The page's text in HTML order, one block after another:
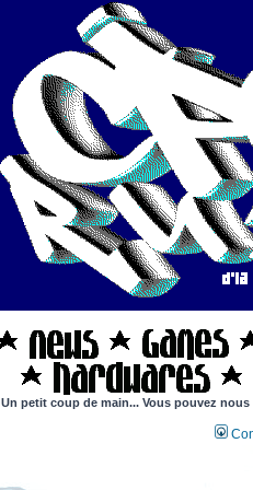
Un petit coup de main... Vous pouvez